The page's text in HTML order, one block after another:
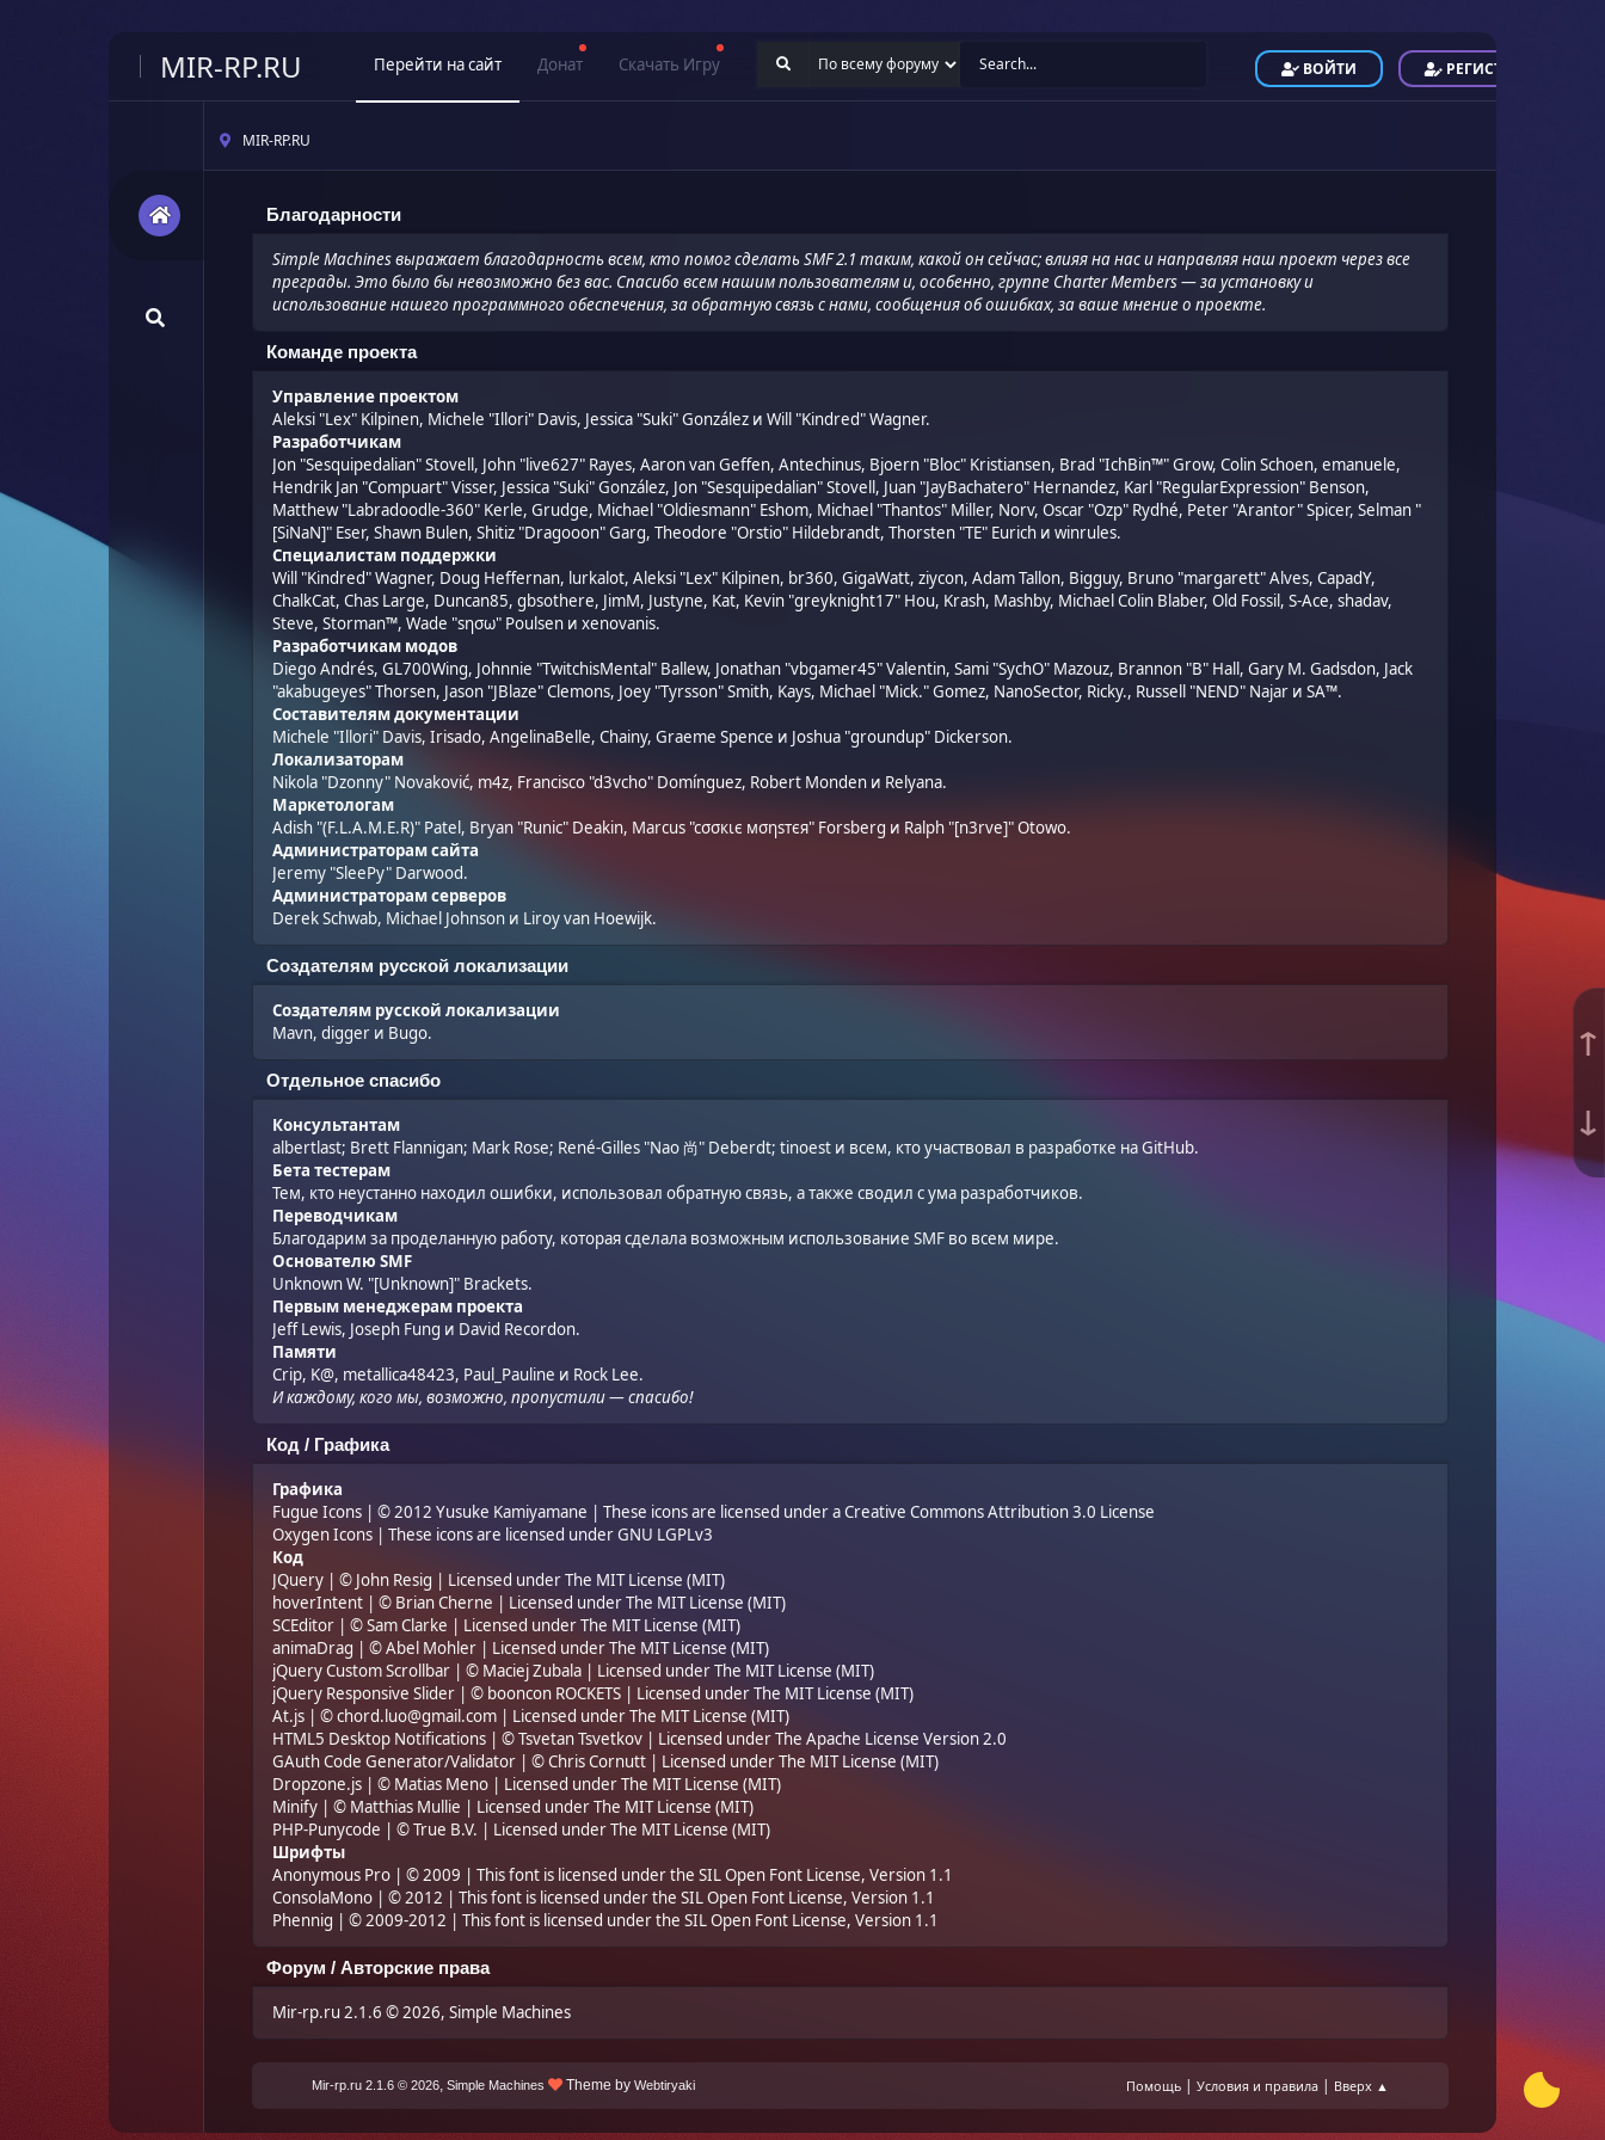
↑
↓
MIR-RP.RU Перейти на сайт Донат Скачать Игру ВОЙТИ РЕГИСТРАЦИЯ
MIR-RP.RU
Благодарности
Simple Machines выражает благодарность всем, кто помог сделать SMF 2.1 таким, какой он сейчас; влияя на нас и направляя наш проект через все
преграды. Это было бы невозможно без вас. Спасибо всем нашим пользователям и, особенно, группе Charter Members — за установку и
использование нашего программного обеспечения, за обратную связь с нами, сообщения об ошибках, за ваше мнение о проекте.
Команде проекта
Управление проектом
Aleksi "Lex" Kilpinen, Michele "Illori" Davis, Jessica "Suki" González и Will "Kindred" Wagner.
Разработчикам
Jon "Sesquipedalian" Stovell, John "live627" Rayes, Aaron van Geffen, Antechinus, Bjoern "Bloc" Kristiansen, Brad "IchBin™" Grow, Colin Schoen, emanuele,
Hendrik Jan "Compuart" Visser, Jessica "Suki" González, Jon "Sesquipedalian" Stovell, Juan "JayBachatero" Hernandez, Karl "RegularExpression" Benson,
Matthew "Labradoodle-360" Kerle, Grudge, Michael "Oldiesmann" Eshom, Michael "Thantos" Miller, Norv, Oscar "Ozp" Rydhé, Peter "Arantor" Spicer, Selman "
[SiNaN]" Eser, Shawn Bulen, Shitiz "Dragooon" Garg, Theodore "Orstio" Hildebrandt, Thorsten "TE" Eurich и winrules.
Специалистам поддержки
Will "Kindred" Wagner, Doug Heffernan, lurkalot, Aleksi "Lex" Kilpinen, br360, GigaWatt, ziycon, Adam Tallon, Bigguy, Bruno "margarett" Alves, CapadY,
ChalkCat, Chas Large, Duncan85, gbsothere, JimM, Justyne, Kat, Kevin "greyknight17" Hou, Krash, Mashby, Michael Colin Blaber, Old Fossil, S-Ace, shadav,
Steve, Storman™, Wade "sησω" Poulsen и xenovanis.
Разработчикам модов
Diego Andrés, GL700Wing, Johnnie "TwitchisMental" Ballew, Jonathan "vbgamer45" Valentin, Sami "SychO" Mazouz, Brannon "B" Hall, Gary M. Gadsdon, Jack
"akabugeyes" Thorsen, Jason "JBlaze" Clemons, Joey "Tyrsson" Smith, Kays, Michael "Mick." Gomez, NanoSector, Ricky., Russell "NEND" Najar и SA™.
Составителям документации
Michele "Illori" Davis, Irisado, AngelinaBelle, Chainy, Graeme Spence и Joshua "groundup" Dickerson.
Локализаторам
Nikola "Dzonny" Novaković, m4z, Francisco "d3vcho" Domínguez, Robert Monden и Relyana.
Маркетологам
Adish "(F.L.A.M.E.R)" Patel, Bryan "Runic" Deakin, Marcus "cσσкιє мσηѕтєя" Forsberg и Ralph "[n3rve]" Otowo.
Администраторам сайта
Jeremy "SleePy" Darwood.
Администраторам серверов
Derek Schwab, Michael Johnson и Liroy van Hoewijk.
Создателям русской локализации
Создателям русской локализации
Mavn, digger и Bugo.
Отдельное спасибо
Консультантам
albertlast; Brett Flannigan; Mark Rose; René-Gilles "Nao 尚" Deberdt; tinoest и всем, кто участвовал в разработке на GitHub.
Бета тестерам
Тем, кто неустанно находил ошибки, использовал обратную связь, а также сводил с ума разработчиков.
Переводчикам
Благодарим за проделанную работу, которая сделала возможным использование SMF во всем мире.
Основателю SMF
Unknown W. "[Unknown]" Brackets.
Первым менеджерам проекта
Jeff Lewis, Joseph Fung и David Recordon.
Памяти
Crip, K@, metallica48423, Paul_Pauline и Rock Lee.
И каждому, кого мы, возможно, пропустили — спасибо!
Код / Графика
Графика
Fugue Icons | © 2012 Yusuke Kamiyamane | These icons are licensed under a Creative Commons Attribution 3.0 License
Oxygen Icons | These icons are licensed underGNU LGPLv3
Код
JQuery | © John Resig | Licensed underThe MIT License (MIT)
hoverIntent | © Brian Cherne | Licensed underThe MIT License (MIT)
SCEditor | © Sam Clarke | Licensed underThe MIT License (MIT)
animaDrag | © Abel Mohler | Licensed underThe MIT License (MIT)
jQuery Custom Scrollbar | © Maciej Zubala | Licensed underThe MIT License (MIT)
jQuery Responsive Slider | © booncon ROCKETS | Licensed underThe MIT License (MIT)
At.js | © chord.luo@gmail.com | Licensed underThe MIT License (MIT)
HTML5 Desktop Notifications | © Tsvetan Tsvetkov | Licensed underThe Apache License Version 2.0
GAuth Code Generator/Validator | © Chris Cornutt | Licensed underThe MIT License (MIT)
Dropzone.js | © Matias Meno | Licensed underThe MIT License (MIT)
Minify | © Matthias Mullie | Licensed underThe MIT License (MIT)
PHP-Punycode | © True B.V. | Licensed underThe MIT License (MIT)
Шрифты
Anonymous Pro | © 2009 | This font is licensed under the SIL Open Font License, Version 1.1
ConsolaMono | © 2012 | This font is licensed under the SIL Open Font License, Version 1.1
Phennig | © 2009-2012 | This font is licensed under the SIL Open Font License, Version 1.1
Форум / Авторские права
Mir-rp.ru 2.1.6 © 2026,Simple Machines
Помощь| Условия и правила| Вверх ▲
Mir-rp.ru 2.1.6 © 2026,Simple Machines Theme byWebtiryaki